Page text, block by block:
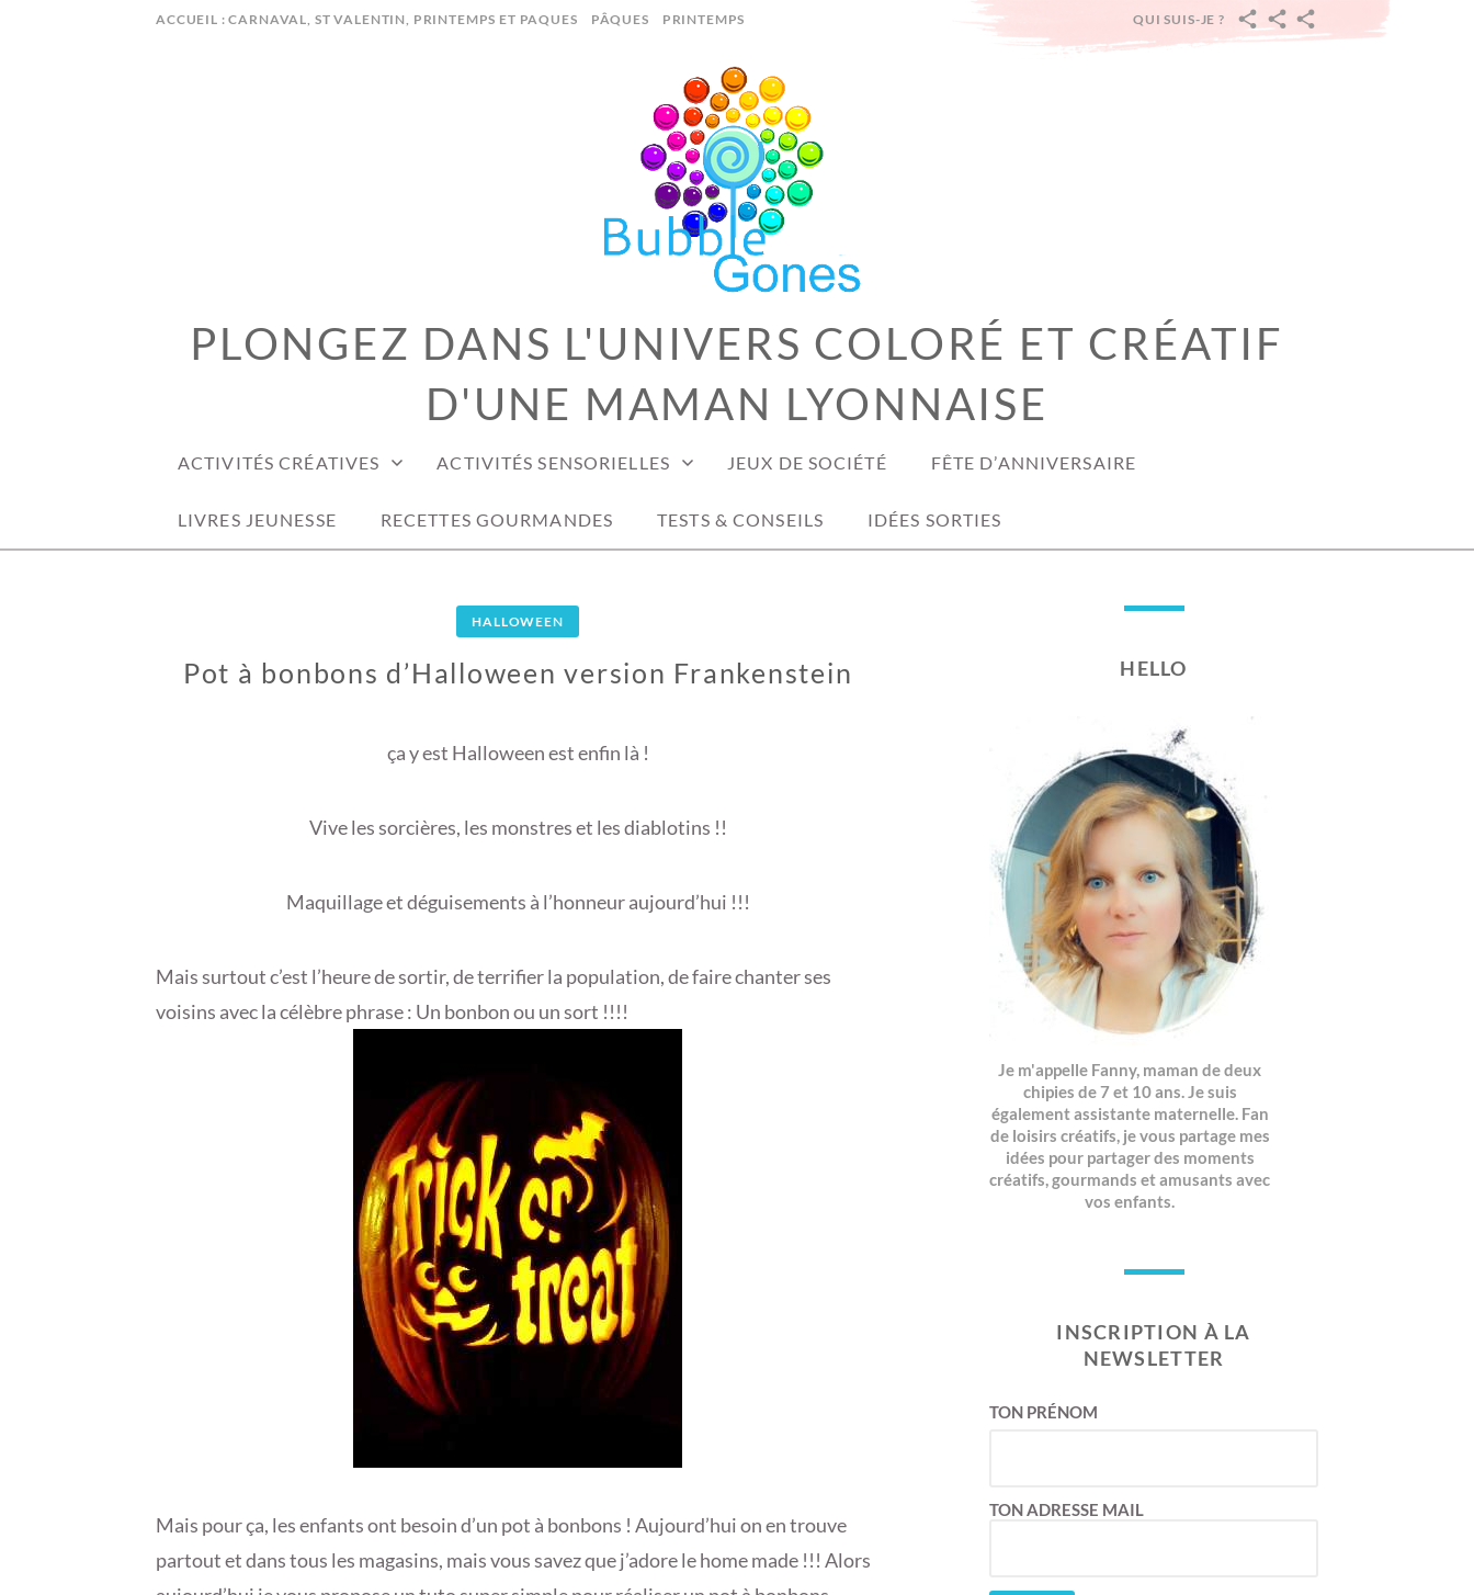
ACCUEIL : CARNAVAL, ST VALENTIN, PRINTEMPS ET PAQUES PÂQUES PRINTEMPS ACCUEILPÂQUESPRINTEMPS
QUI SUIS-JE ?
PLONGEZ DANS L'UNIVERS COLORÉ ET CRÉATIF
D'UNE MAMAN LYONNAISE
ACTIVITÉS CRÉATIVES ACTIVITÉS SENSORIELLES JEUX DE SOCIÉTÉ FÊTE D’ANNIVERSAIRE
LIVRES JEUNESSE RECETTES GOURMANDES TESTS & CONSEILS IDÉES SORTIES
HALLOWEEN
Pot à bonbons d’Halloween version Frankenstein
2
1
ça y est Halloween est enfin là !
Vive les sorcières, les monstres et les diablotins !!
Maquillage et déguisements à l’honneur aujourd’hui !!!
Mais surtout c’est l’heure de sortir, de terrifier la population, de faire chanter ses
voisins avec la célèbre phrase : Un bonbon ou un sort !!!!
Mais pour ça, les enfants ont besoin d’un pot à bonbons ! Aujourd’hui on en trouve
partout et dans tous les magasins, mais vous savez que j’adore le home made !!! Alors
HELLO
Je m'appelle Fanny, maman de deux
chipies de 7 et 10 ans. Je suis
également assistante maternelle. Fan
de loisirs créatifs, je vous partage mes
idées pour partager des moments
créatifs, gourmands et amusants avec
vos enfants.
INSCRIPTION À LA
NEWSLETTER
TON PRÉNOM
TON ADRESSE MAIL